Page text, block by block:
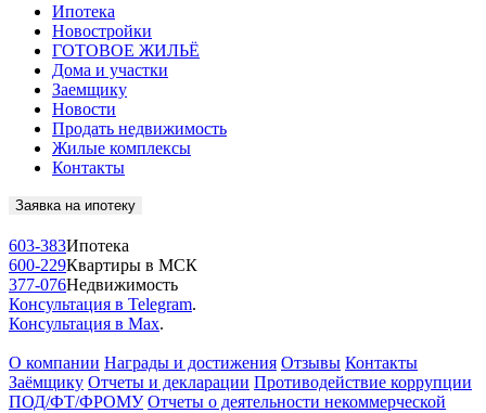
Ипотека
Новостройки
ГОТОВОЕ ЖИЛЬЁ
Дома и участки
Заемщику
Новости
Продать недвижимость
Жилые комплексы
Контакты
Заявка на ипотеку
603-383Ипотека
600-229Квартиры в МСК
377-076Недвижимость
Консультация в Telegram.
Консультация в Max.
О компании Награды и достижения Отзывы Контакты
Заёмщику Отчеты и декларации Противодействие коррупции
ПОД/ФТ/ФРОМУ Отчеты о деятельности некоммерческой